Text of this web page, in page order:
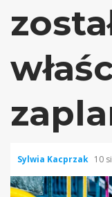
Sylwia Kacprzak 10